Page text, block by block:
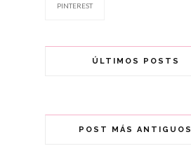
PINTEREST
ÚLTIMOS POSTS
POST MÁS ANTIGUOS